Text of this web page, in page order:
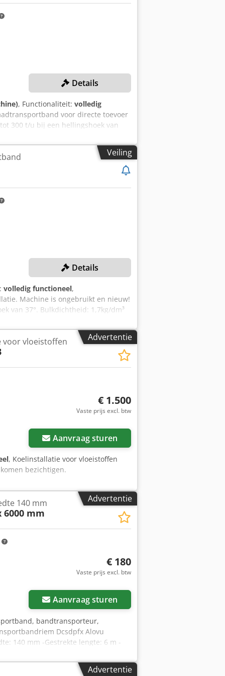
Details
, Functionaliteit: volledig
voor directe toevoer
300 t/u bij een hellingshoek van
(rotatie 90°): 8500 t
18252 mm (AA)
3-laags glad inclusief
mm Plaatbreedte: 400 mm Perkins
voor rupsonderwagen -
Veiling
Details
volledig functioneel,
Machine is ongebruikt en nieuw!
van 37°. Bulkdichtheid: 1,7kg/dm³
t Stapelcapaciteit (rotatie 180°):
Breedte transportband: 900 mm
Lengte rupsband:
ca. 8000kg VERDER -
- Kop hydraulisch inklapbaar -
Advertentie
voor vloeistoffen
€ 1.500
Vaste prijs excl. btw
Aanvraag sturen
, Koelinstallatie voor vloeistoffen
bezichtigen.
Advertentie
140 mm
6000 mm
€ 180
Vaste prijs excl. btw
Aanvraag sturen
bandtransporteur,
Dcsdpfx Alovu
140 mm -Gestrekte lengte: 6 m -
Advertentie